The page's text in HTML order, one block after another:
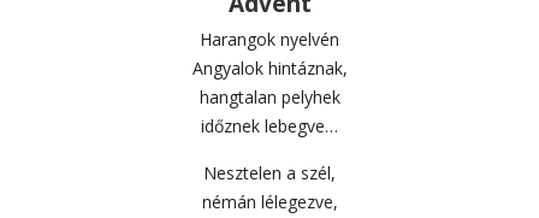
Harangok nyelvén
Angyalok hintáznak,
hangtalan pelyhek
időznek lebegve…
Nesztelen a szél,
némán lélegezve,